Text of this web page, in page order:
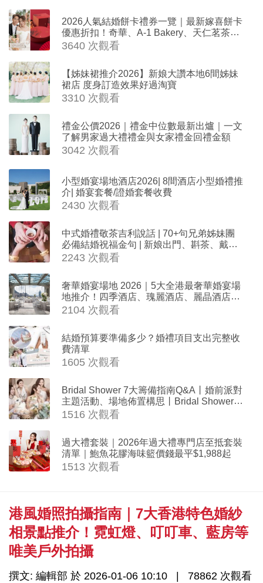
2026人氣結婚餅卡禮券一覽｜最新嫁喜餅卡
優惠折扣！奇華、A-1 Bakery、天仁茗茶、
ROYCE'、Paul Lafayet、agnès b.
3640 次觀看
【姊妹裙推介2026】新娘大讚本地6間姊妹
裙店 度身訂造效果好過淘寶
3310 次觀看
禮金公價2026｜禮金中位數最新出爐｜一文
了解男家過大禮禮金與女家禮金回禮金額
3042 次觀看
小型婚宴場地酒店2026| 8間酒店小型婚禮推
介| 婚宴套餐/證婚套餐收費
2430 次觀看
中式婚禮敬茶吉利說話 | 70+句兄弟姊妹團
必備結婚祝福金句 | 新娘出門、斟茶、戴金
器時金句
2243 次觀看
奢華婚宴場地 2026｜5大全港最奢華婚宴場
地推介！四季酒店、瑰麗酒店、麗晶酒店、
Cloud 39、合和酒店 打造夢幻氣派婚禮
2104 次觀看
結婚預算要準備多少？婚禮項目支出完整收
費清單
1605 次觀看
Bridal Shower 7大籌備指南Q&A丨婚前派對
主題活動、場地佈置構思丨Bridal Shower打
卡姊妹裝靈感＋特色場地推介
1516 次觀看
過大禮套裝｜2026年過大禮專門店至抵套裝
清單｜鮑魚花膠海味籃價錢最平$1,988起
1513 次觀看
港風婚照拍攝指南｜7大香港特色婚紗
相景點推介！霓虹燈、叮叮車、藍房等
唯美戶外拍攝
撰文: 編輯部 於 2026-01-06 10:10 78862 次觀看